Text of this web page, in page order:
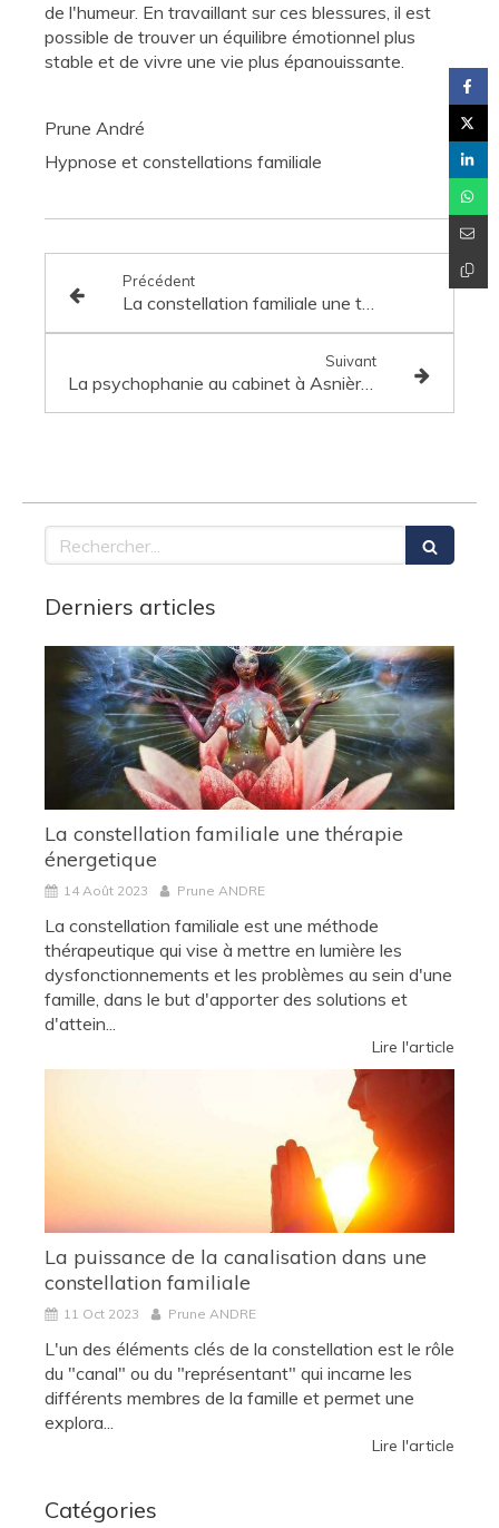
de l'humeur. En travaillant sur ces blessures, il est
possible de trouver un équilibre émotionnel plus
stable et de vivre une vie plus épanouissante.
Prune André
Hypnose et constellations familiale
Précédent
La constellation familiale une thérapie énergetique
Suivant
La psychophanie au cabinet à Asnières
Rechercher
Derniers articles
La constellation familiale une thérapie
énergetique
14 Août 2023 Prune ANDRE
La constellation familiale est une méthode
thérapeutique qui vise à mettre en lumière les
dysfonctionnements et les problèmes au sein d'une
famille, dans le but d'apporter des solutions et
d'attein...
Lire l'article
La puissance de la canalisation dans une
constellation familiale
11 Oct 2023 Prune ANDRE
L'un des éléments clés de la constellation est le rôle
du "canal" ou du "représentant" qui incarne les
différents membres de la famille et permet une
explora...
Lire l'article
Catégories